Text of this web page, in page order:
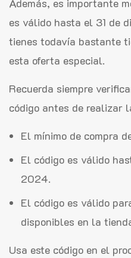
Además, es importante
es válido hasta el 31 de
tienes todavía bastante
esta oferta especial.
Recuerda siempre
código antes de realizar
El mínimo de compra
El código es válido
2024.
El código es válido
disponibles en la
Usa este código en el